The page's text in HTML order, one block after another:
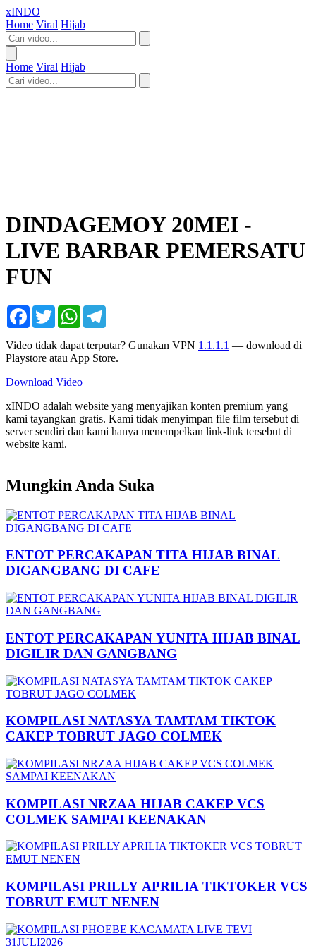
xINDO
Home Viral Hijab
Home Viral Hijab
DINDAGEMOY 20MEI -
LIVE BARBAR PEMERSATU
FUN
Facebook
TwitterWhatsApp
Video tidak dapat terputar? Gunakan VPN 1.1.1.1 — download di
Playstore atau App Store.
Download Video
xINDO adalah website yang menyajikan konten premium yang
kami tayangkan gratis. Kami tidak menyimpan file film tersebut di
server sendiri dan kami hanya menempelkan link-link tersebut di
website kami.
Mungkin Anda Suka
ENTOT PERCAKAPAN TITA HIJAB BINAL
DIGANGBANG DI CAFE
ENTOT PERCAKAPAN YUNITA HIJAB BINAL
DIGILIR DAN GANGBANG
KOMPILASI NATASYA TAMTAM TIKTOK
CAKEP TOBRUT JAGO COLMEK
KOMPILASI NRZAA HIJAB CAKEP VCS
COLMEK SAMPAI KEENAKAN
KOMPILASI PRILLY APRILIA TIKTOKER VCS
TOBRUT EMUT NENEN